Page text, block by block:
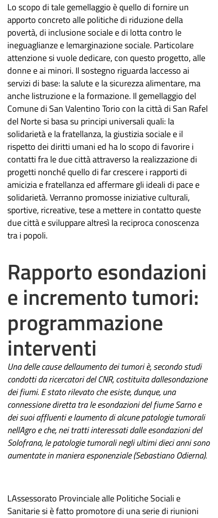
Lo scopo di tale gemellaggio è quello di fornire un
apporto concreto alle politiche di riduzione della
povertà, di inclusione sociale e di lotta contro le
ineguaglianze e lemarginazione sociale. Particolare
attenzione si vuole dedicare, con questo progetto, alle
donne e ai minori. Il sostegno riguarda laccesso ai
servizi di base: la salute e la sicurezza alimentare, ma
anche listruzione e la formazione. Il gemellaggio del
Comune di San Valentino Torio con la città di San Rafel
del Norte si basa su principi universali quali: la
solidarietà e la fratellanza, la giustizia sociale e il
rispetto dei diritti umani ed ha lo scopo di favorire i
contatti fra le due città attraverso la realizzazione di
progetti nonché quello di far crescere i rapporti di
amicizia e fratellanza ed affermare gli ideali di pace e
solidarietà. Verranno promosse iniziative culturali,
sportive, ricreative, tese a mettere in contatto queste
due città e sviluppare altresì la reciproca conoscenza
tra i popoli.
Rapporto esondazioni
e incremento tumori:
programmazione
interventi
Una delle cause dellaumento dei tumori è, secondo studi
condotti da ricercatori del CNR, costituita dallesondazione
dei fiumi. E stato rilevato che esiste, dunque, una
connessione diretta tra le esondazioni del fiume Sarno e
dei suoi affluenti e laumento di alcune patologie tumorali
nellAgro e che, nei tratti interessati dalle esondazioni del
Solofrana, le patologie tumorali negli ultimi dieci anni sono
aumentate in maniera esponenziale (Sebastiano Odierna).
LAssessorato Provinciale alle Politiche Sociali e
Sanitarie si è fatto promotore di una serie di riunioni